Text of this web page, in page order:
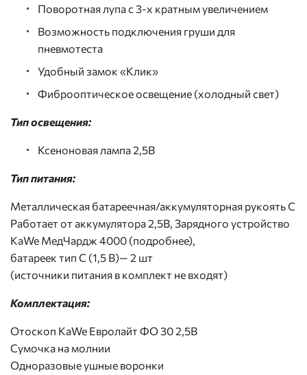
Поворотная лупа с 3-х кратным увеличением
Возможность подключения груши для
пневмотеста
Удобный замок «Клик»
Фиброоптическое освещение (холодный свет)
Тип освещения:
Ксеноновая лампа 2,5В
Тип питания:
Металлическая батареечная/аккумуляторная рукоять С
Работает от аккумулятора 2,5В, Зарядного устройство
KaWe МедЧардж 4000 (подробнее),
батареек тип С (1,5 В)— 2 шт
(источники питания в комплект не входят)
Комплектация:
Отоскоп KaWe Евролайт ФО 30 2,5В
Сумочка на молнии
Одноразовые ушные воронки